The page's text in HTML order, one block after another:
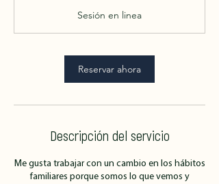
0
i
n
Sesión en linea
Reservar ahora
Descripción del servicio
Me gusta trabajar con un cambio en los hábitos
familiares porque somos lo que vemos y